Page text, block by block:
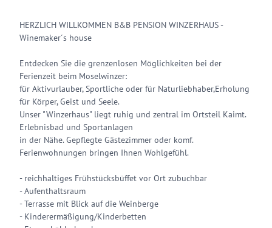
HERZLICH WILLKOMMEN B&B PENSION WINZERHAUS -
Winemaker´s house
Entdecken Sie die grenzenlosen Möglichkeiten bei der
Ferienzeit beim Moselwinzer:
für Aktivurlauber, Sportliche oder für Naturliebhaber,Erholung
für Körper, Geist und Seele.
Unser "Winzerhaus" liegt ruhig und zentral im Ortsteil Kaimt.
Erlebnisbad und Sportanlagen
in der Nähe. Gepflegte Gästezimmer oder komf.
Ferienwohnungen bringen Ihnen Wohlgefühl.
- reichhaltiges Frühstücksbüffet vor Ort zubuchbar
- Aufenthaltsraum
- Terrasse mit Blick auf die Weinberge
- Kinderermäßigung/Kinderbetten